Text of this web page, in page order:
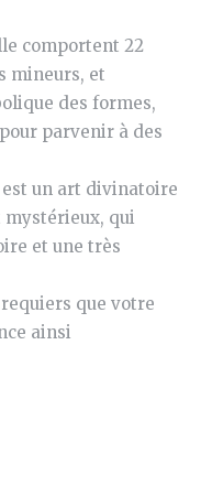
comportent 22
mineurs, et
des formes,
parvenir à des
un art divinatoire
qui
et une très
que votre
ainsi